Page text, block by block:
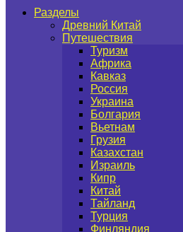
Разделы
Древний Китай
Путешествия
Туризм
Африка
Кавказ
Россия
Украина
Болгария
Вьетнам
Грузия
Казахстан
Израиль
Кипр
Китай
Тайланд
Турция
Финляндия